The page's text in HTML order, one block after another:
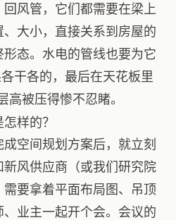
风管，它们都需要在梁上
大小，直接关系到房屋的
态。水电的管线也要为它
各干各的，最后在天花板里
高被压得惨不忍睹。
样的？
空间规划方案后，就立刻
风供应商（或我们研究院
要拿着平面布局图、吊顶
业主一起开个会。会议的